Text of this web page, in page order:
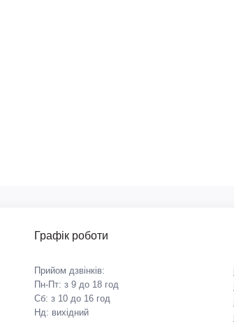
Графік роботи
Прийом дзвінків:
Пн-Пт: з 9 до 18 год
Сб: з 10 до 16 год
Нд: вихідний